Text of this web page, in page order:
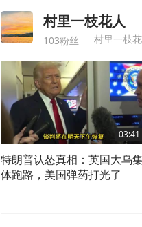
村里一枝花人
103粉丝 村里一枝
03:41
特朗普认怂真相：英国大乌
体跑路，美国弹药打光了